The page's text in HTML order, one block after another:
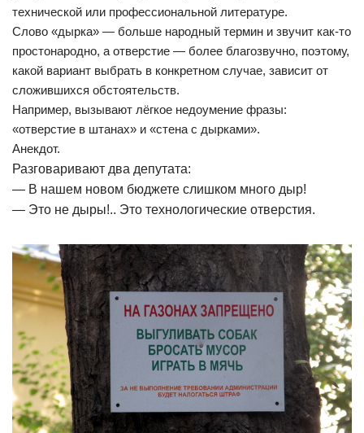
технической или профессиональной литературе.
Слово «дырка» — больше народный термин и звучит как-то
простонародно, а отверстие — более благозвучно, поэтому,
какой вариант выбрать в конкретном случае, зависит от
сложившихся обстоятельств.
Например, вызывают лёгкое недоумение фразы:
«отверстие в штанах» и «стена с дырками».
Анекдот.
Разговаривают два депутата:
— В нашем новом бюджете слишком много дыр!
— Это не дыры!.. Это технологические отверстия.